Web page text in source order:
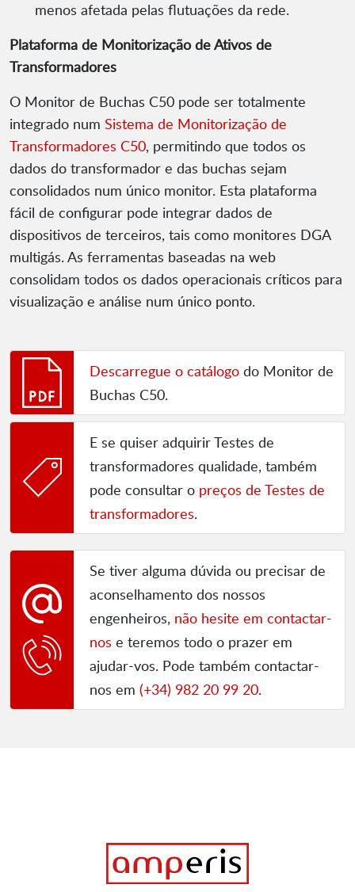
menos afetada pelas flutuações da rede.
Plataforma de Monitorização de Ativos de
Transformadores
O Monitor de Buchas C50 pode ser totalmente
integrado num Sistema de Monitorização de
Transformadores C50, permitindo que todos os
dados do transformador e das buchas sejam
consolidados num único monitor. Esta plataforma
fácil de configurar pode integrar dados de
dispositivos de terceiros, tais como monitores DGA
multigás. As ferramentas baseadas na web
consolidam todos os dados operacionais críticos para
visualização e análise num único ponto.
Descarregue o catálogo do Monitor de
Buchas C50.
E se quiser adquirir Testes de
transformadores qualidade, também
pode consultar o preços de Testes de
transformadores.
Se tiver alguma dúvida ou precisar de
aconselhamento dos nossos
engenheiros, não hesite em contactar-
nos e teremos todo o prazer em
ajudar-vos. Pode também contactar-
nos em (+34) 982 20 99 20.